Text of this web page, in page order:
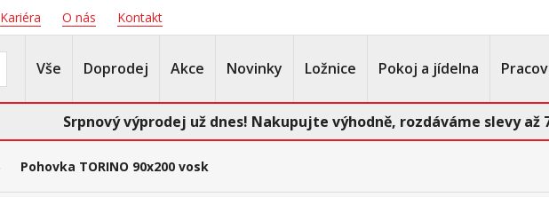
Kariéra O nás Kontakt
Vše Doprodej Akce Novinky Ložnice Pokoj a jídelna
Srpnový výprodej už dnes! Nakupujte výhodně, rozdáváme slevy až
Pohovka TORINO 90x200 vosk